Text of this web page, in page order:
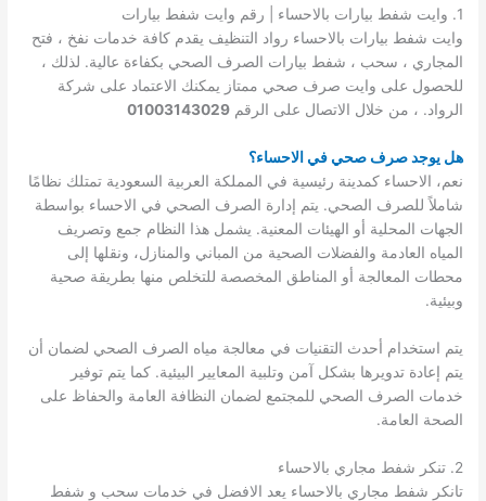
1. وايت شفط بيارات بالاحساء | رقم وايت شفط بيارات
وايت شفط بيارات بالاحساء رواد التنظيف يقدم كافة خدمات نفخ ، فتح
المجاري ، سحب ، شفط بيارات الصرف الصحي بكفاءة عالية. لذلك ،
للحصول على وايت صرف صحي ممتاز يمكنك الاعتماد على شركة
الرواد. ، من خلال الاتصال على الرقم01003143029
هل يوجد صرف صحي في الاحساء؟
نعم، الاحساء كمدينة رئيسية في المملكة العربية السعودية تمتلك نظامًا
شاملاً للصرف الصحي. يتم إدارة الصرف الصحي في الاحساء بواسطة
الجهات المحلية أو الهيئات المعنية. يشمل هذا النظام جمع وتصريف
المياه العادمة والفضلات الصحية من المباني والمنازل، ونقلها إلى
محطات المعالجة أو المناطق المخصصة للتخلص منها بطريقة صحية
وبيئية.
يتم استخدام أحدث التقنيات في معالجة مياه الصرف الصحي لضمان أن
يتم إعادة تدويرها بشكل آمن وتلبية المعايير البيئية. كما يتم توفير
خدمات الصرف الصحي للمجتمع لضمان النظافة العامة والحفاظ على
الصحة العامة.
2. تنكر شفط مجاري بالاحساء
تانكر شفط مجاري بالاحساء يعد الافضل في خدمات سحب و شفط